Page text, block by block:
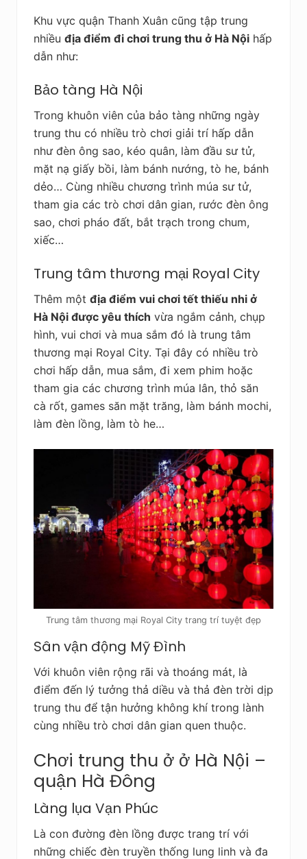
Khu vực quận Thanh Xuân cũng tập trung
nhiều địa điểm đi chơi trung thu ở Hà Nội hấp
dẫn như:
Bảo tàng Hà Nội
Trong khuôn viên của bảo tàng những ngày
trung thu có nhiều trò chơi giải trí hấp dẫn
như đèn ông sao, kéo quân, làm đầu sư tử,
mặt nạ giấy bồi, làm bánh nướng, tò he, bánh
dẻo… Cùng nhiều chương trình múa sư tử,
tham gia các trò chơi dân gian, rước đèn ông
sao, chơi pháo đất, bắt trạch trong chum,
xiếc…
Trung tâm thương mại Royal City
Thêm một địa điểm vui chơi tết thiếu nhi ở
Hà Nội được yêu thích vừa ngắm cảnh, chụp
hình, vui chơi và mua sắm đó là trung tâm
thương mại Royal City. Tại đây có nhiều trò
chơi hấp dẫn, mua sắm, đi xem phim hoặc
tham gia các chương trình múa lân, thỏ săn
cà rốt, games săn mặt trăng, làm bánh mochi,
làm đèn lồng, làm tò he…
Trung tâm thương mại Royal City trang trí tuyệt đẹp
Sân vận động Mỹ Đình
Với khuôn viên rộng rãi và thoáng mát, là
điểm đến lý tưởng thả diều và thả đèn trời dịp
trung thu để tận hưởng không khí trong lành
cùng nhiều trò chơi dân gian quen thuộc.
Chơi trung thu ở ở Hà Nội –
quận Hà Đông
Làng lụa Vạn Phúc
Là con đường đèn lồng được trang trí với
những chiếc đèn truyền thống lung linh và đa